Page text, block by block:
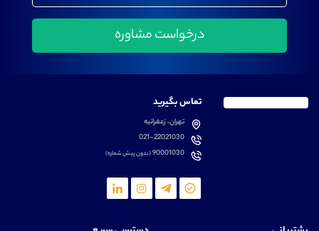
تماس بگیرید
تهران، زعفرانیه
021-22021030
90001030(بدون پیش شماره)